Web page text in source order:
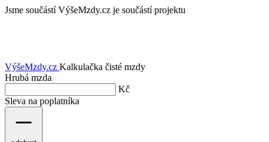
Jsme součástí VýšeMzdy.cz je součástí projektu
VýšeMzdy.cz Kalkulačka čisté mzdy
Hrubá mzda
Kč
Sleva na poplatníka